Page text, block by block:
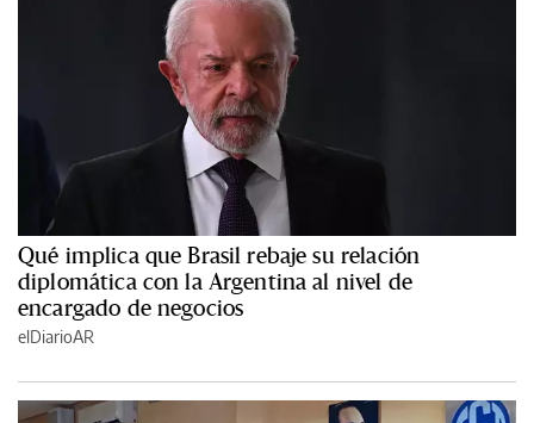
Qué implica que Brasil rebaje su relación
diplomática con la Argentina al nivel de
encargado de negocios
elDiarioAR